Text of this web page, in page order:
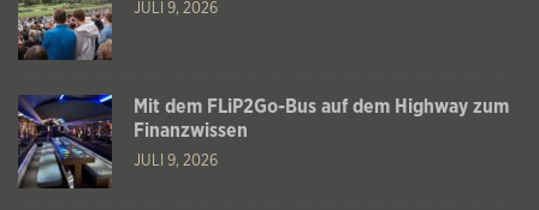
JULI 9, 2026
Mit dem FLiP2Go-Bus auf dem Highway zum
Finanzwissen
JULI 9, 2026